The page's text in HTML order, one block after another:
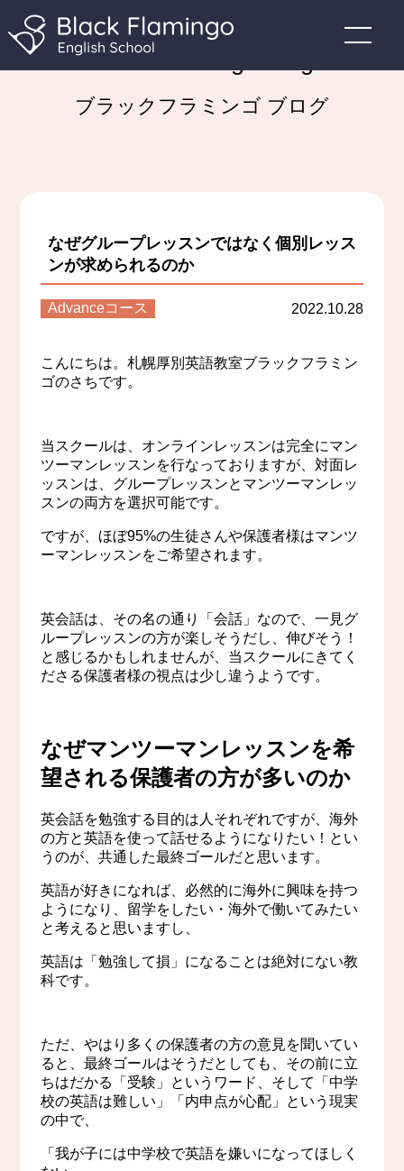
Black Flamingo Blog
ブラックフラミンゴ ブログ
なぜグループレッスンではなく個別レッス
ンが求められるのか
Advanceコース 2022.10.28
こんにちは。札幌厚別英語教室ブラックフラミン
ゴのさちです。
当スクールは、オンラインレッスンは完全にマン
ツーマンレッスンを行なっておりますが、対面レ
ッスンは、グループレッスンとマンツーマンレッ
スンの両方を選択可能です。
ですが、ほぼ95%の生徒さんや保護者様はマンツ
ーマンレッスンをご希望されます。
英会話は、その名の通り「会話」なので、一見グ
ループレッスンの方が楽しそうだし、伸びそう！
と感じるかもしれませんが、当スクールにきてく
ださる保護者様の視点は少し違うようです。
なぜマンツーマンレッスンを希
望される保護者の方が多いのか
英会話を勉強する目的は人それぞれですが、海外
の方と英語を使って話せるようになりたい！とい
うのが、共通した最終ゴールだと思います。
英語が好きになれば、必然的に海外に興味を持つ
ようになり、留学をしたい・海外で働いてみたい
と考えると思いますし、
英語は「勉強して損」になることは絶対にない教
科です。
ただ、やはり多くの保護者の方の意見を聞いてい
ると、最終ゴールはそうだとしても、その前に立
ちはだかる「受験」というワード、そして「中学
校の英語は難しい」「内申点が心配」という現実
の中で、
「我が子には中学校で英語を嫌いになってほしく